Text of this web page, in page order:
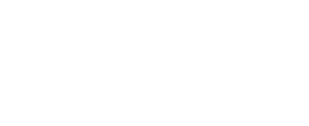
un soin renouvelé pour celui qui, fragile et abîmé, existe déjà.
la Fondation Meyer et le couvent de La Cômerie/Montévidéo,